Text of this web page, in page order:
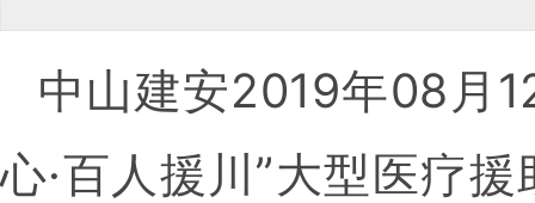
中山建安2019年08月
心·百人援川”大型医疗